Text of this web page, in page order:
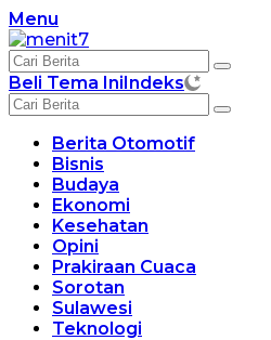
Langsung
ke
konten
Menu
Beli Tema IniIndeks
Berita Otomotif
Bisnis
Budaya
Ekonomi
Kesehatan
Opini
Prakiraan Cuaca
Sorotan
Sulawesi
Teknologi